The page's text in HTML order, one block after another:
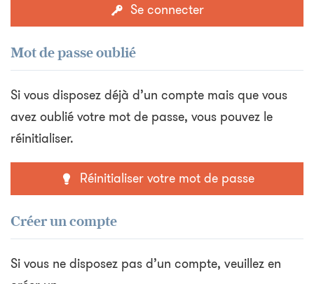
Se connecter
Mot de passe oublié
Si vous disposez déjà d’un compte mais que vous
avez oublié votre mot de passe, vous pouvez le
réinitialiser.
Réinitialiser votre mot de passe
Créer un compte
Si vous ne disposez pas d’un compte, veuillez en